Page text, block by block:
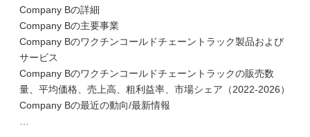
Company Bの詳細
Company Bの主要事業
Company Bのワクチンコールドチェーントラック製品および
サービス
Company Bのワクチンコールドチェーントラックの販売数
量、平均価格、売上高、粗利益率、市場シェア（2022-2026）
Company Bの最近の動向/最新情報